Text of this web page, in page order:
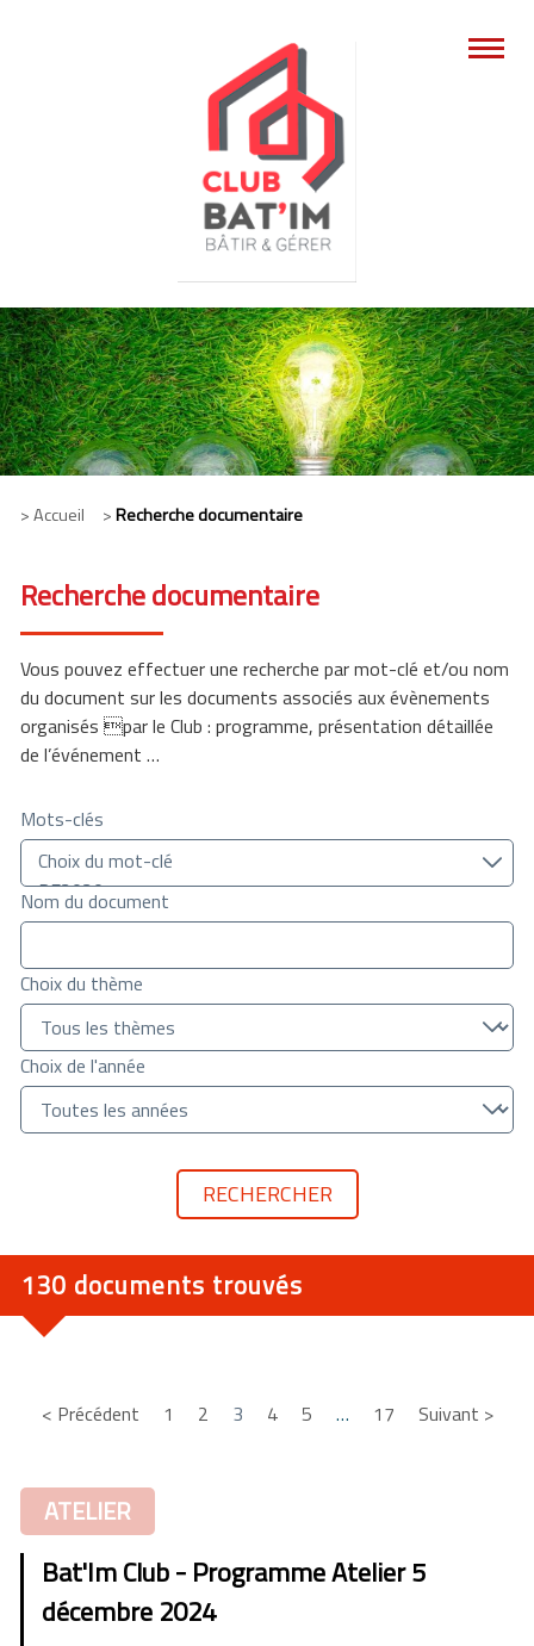
> Accueil >Recherche documentaire
Recherche documentaire
Vous pouvez effectuer une recherche par mot-clé et/ou nom
du document sur les documents associés aux évènements
organisés par le Club : programme, présentation détaillée
de l’événement …
Mots-clés
Nom du document
Choix du thème
Choix de l'année
130 documents trouvés
< Précédent 1 2 3 4 5 … 17 Suivant >
ATELIER
Bat'Im Club - Programme Atelier 5
décembre 2024